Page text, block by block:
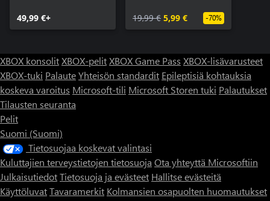
Edition
49,99 €+
PASS
19,99 € 5,99 € -70%
XBOX konsolitXBOX-pelitXBOX Game Pass XBOX-lisävarusteet
XBOX-tuki PalauteYhteisön standardit Epileptisiä kohtauksia
koskeva varoitus Microsoft-tili Microsoft Storen tuki Palautukset
Tilausten seuranta
Pelit
Suomi (Suomi)
Tietosuojaa koskevat valintasi
Kuluttajien terveystietojen tietosuoja Ota yhteyttä Microsoftiin
JulkaisutiedotTietosuoja ja evästeet Hallitse evästeitä
KäyttöluvatTavaramerkit Kolmansien osapuolten huomautukset